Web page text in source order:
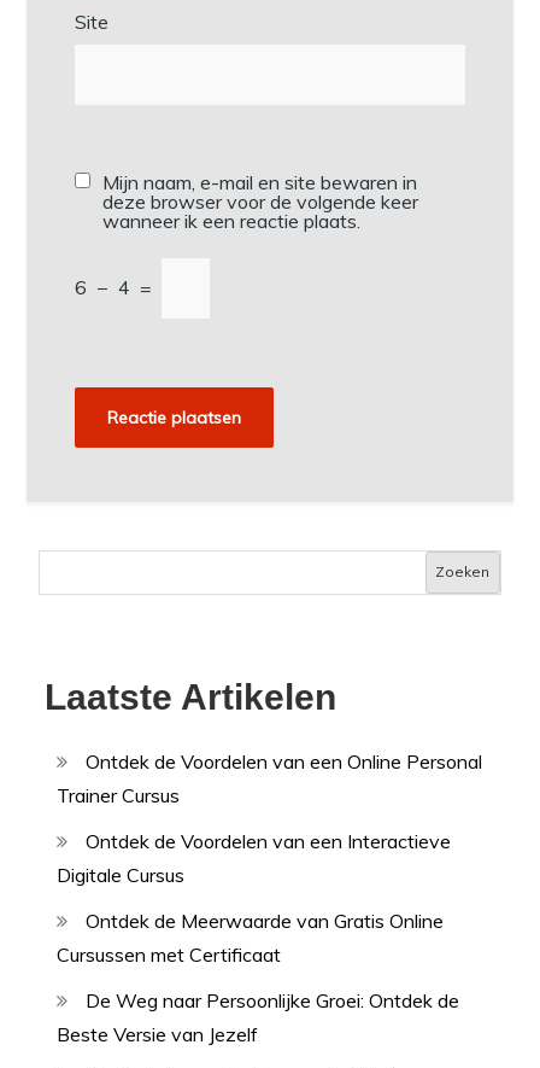
Site
Mijn naam, e-mail en site bewaren in
deze browser voor de volgende keer
wanneer ik een reactie plaats.
6 − 4 =
Zoeken
Laatste Artikelen
Ontdek de Voordelen van een Online Personal
Trainer Cursus
Ontdek de Voordelen van een Interactieve
Digitale Cursus
Ontdek de Meerwaarde van Gratis Online
Cursussen met Certificaat
De Weg naar Persoonlijke Groei: Ontdek de
Beste Versie van Jezelf